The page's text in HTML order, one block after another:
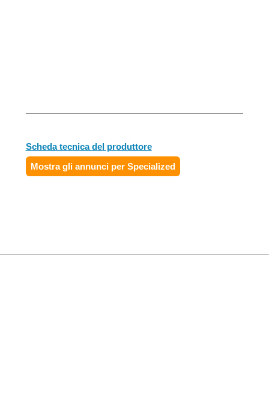
Scheda tecnica del produttore
Mostra gli annunci per Specialized